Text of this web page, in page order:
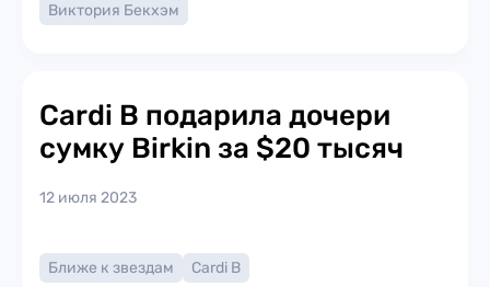
Виктория Бекхэм
Cardi B подарила дочери
сумку Birkin за $20 тысяч
12 июля 2023
Ближе к звездам
Cardi B